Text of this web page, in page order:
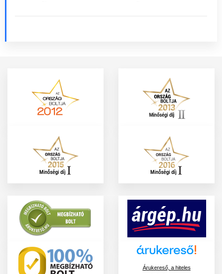
Árukereső, a hiteles